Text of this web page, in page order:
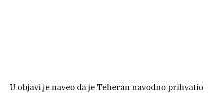
U objavi je naveo da je Teheran navodno prihvatio